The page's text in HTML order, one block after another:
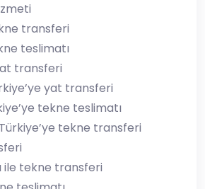
transferi
teslimatı
transferi
yat transferi
tekne teslimatı
tekne transferi
ile tekne transferi